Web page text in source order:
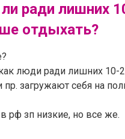
ради лишних
отдыхать?
люди ради лишних
пр. загружают себя на
в рф зп низкие, но все же.